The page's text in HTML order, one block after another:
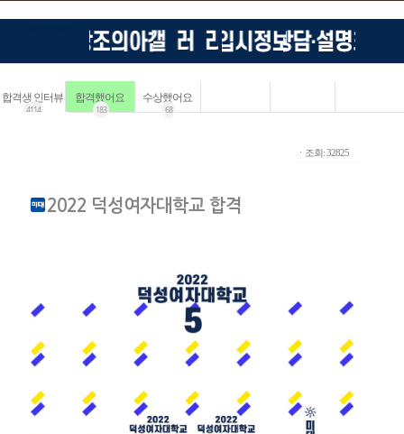
합격생 인터뷰
4114
합격했어요
183
수상했어요
68
ㆍ조회: 32825
2022 덕성여자대학교 합격